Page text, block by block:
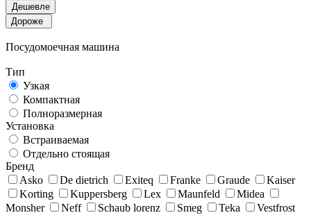
Дешевле
Дороже
Посудомоечная машина
Тип
Узкая
Компактная
Полноразмерная
Установка
Встраиваемая
Отдельно стоящая
Бренд
Asko
De dietrich Exiteq Franke Graude
Kaiser
Korting
Kuppersberg Lex Maunfeld
Midea
Monsher
Neff Schaub lorenz Smeg Teka
Vestfrost